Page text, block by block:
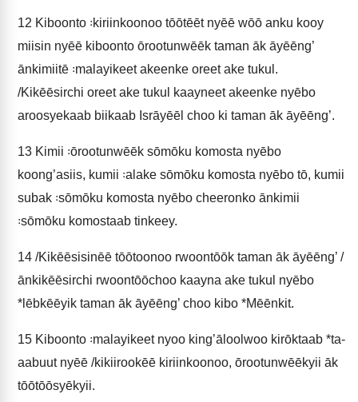
12 Kiboonto ꞉kiriinkoonoo tōōtēēt nyēē wōō anku kooy
miisin nyēē kiboonto ōrootunwēēk taman āk āyēēng’
ānkimiitē ꞉malayikeet akeenke oreet ake tukul.
/Kikēēsirchi oreet ake tukul kaayneet akeenke nyēbo
aroosyekaab biikaab Isrāyēēl choo ki taman āk āyēēng’.
13 Kimii ꞉ōrootunwēēk sōmōku komosta nyēbo
koong’asiis, kumii ꞉alake sōmōku komosta nyēbo tō, kumii
subak ꞉sōmōku komosta nyēbo cheeronko ānkimii
꞉sōmōku komostaab tinkeey.
14 /Kikēēsisinēē tōōtoonoo rwoontōōk taman āk āyēēng’ /
ānkikēēsirchi rwoontōōchoo kaayna ake tukul nyēbo
*lēbkēēyik taman āk āyēēng’ choo kibo *Mēēnkit.
15 Kiboonto ꞉malayikeet nyoo king’āloolwoo kirōktaab *ta-
aabuut nyēē /kikiirookēē kiriinkoonoo, ōrootunwēēkyii āk
tōōtōōsyēkyii.